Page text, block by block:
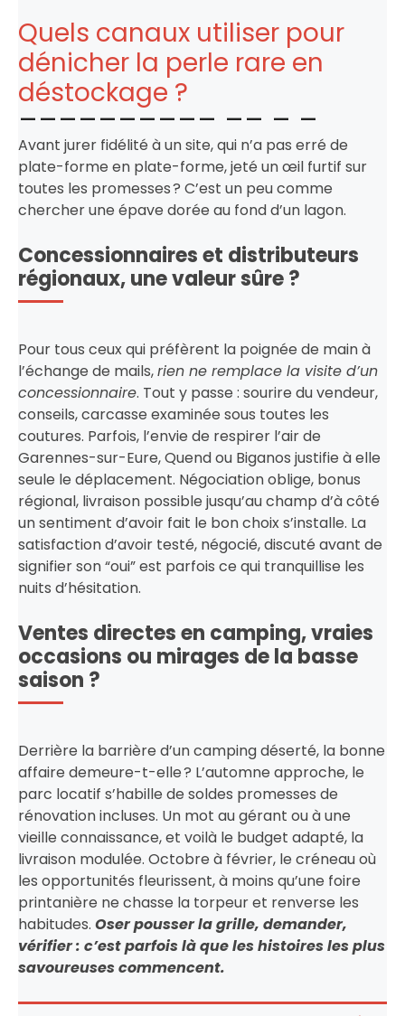
Quels canaux utiliser pour
dénicher la perle rare en
déstockage ?
Avant jurer fidélité à un site, qui n’a pas erré de
plate-forme en plate-forme, jeté un œil furtif sur
toutes les promesses ? C’est un peu comme
chercher une épave dorée au fond d’un lagon.
Concessionnaires et distributeurs
régionaux, une valeur sûre ?
Pour tous ceux qui préfèrent la poignée de main à
l’échange de mails,rien ne remplace la visite d’un
concessionnaire. Tout y passe : sourire du vendeur,
conseils, carcasse examinée sous toutes les
coutures. Parfois, l’envie de respirer l’air de
Garennes-sur-Eure, Quend ou Biganos justifie à elle
seule le déplacement. Négociation oblige, bonus
régional, livraison possible jusqu’au champ d’à côté
un sentiment d’avoir fait le bon choix s’installe. La
satisfaction d’avoir testé, négocié, discuté avant de
signifier son “oui” est parfois ce qui tranquillise les
nuits d’hésitation.
Ventes directes en camping, vraies
occasions ou mirages de la basse
saison ?
Derrière la barrière d’un camping déserté, la bonne
affaire demeure-t-elle ? L’automne approche, le
parc locatif s’habille de soldes promesses de
rénovation incluses. Un mot au gérant ou à une
vieille connaissance, et voilà le budget adapté, la
livraison modulée. Octobre à février, le créneau où
les opportunités fleurissent, à moins qu’une foire
printanière ne chasse la torpeur et renverse les
habitudes. Oser pousser la grille, demander,
vérifier : c’est parfois là que les histoires les plus
savoureuses commencent.